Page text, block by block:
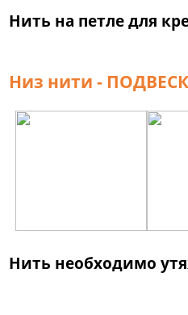
Нить на петле для
Низ нити -
Нить необходимо